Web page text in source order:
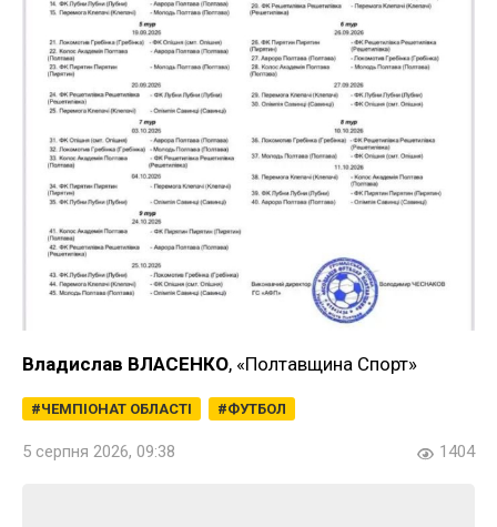
Владислав ВЛАСЕНКО, «Полтавщина Спорт»
ЧЕМПІОНАТ ОБЛАСТІ ФУТБОЛ
5 серпня 2026, 09:38 1404